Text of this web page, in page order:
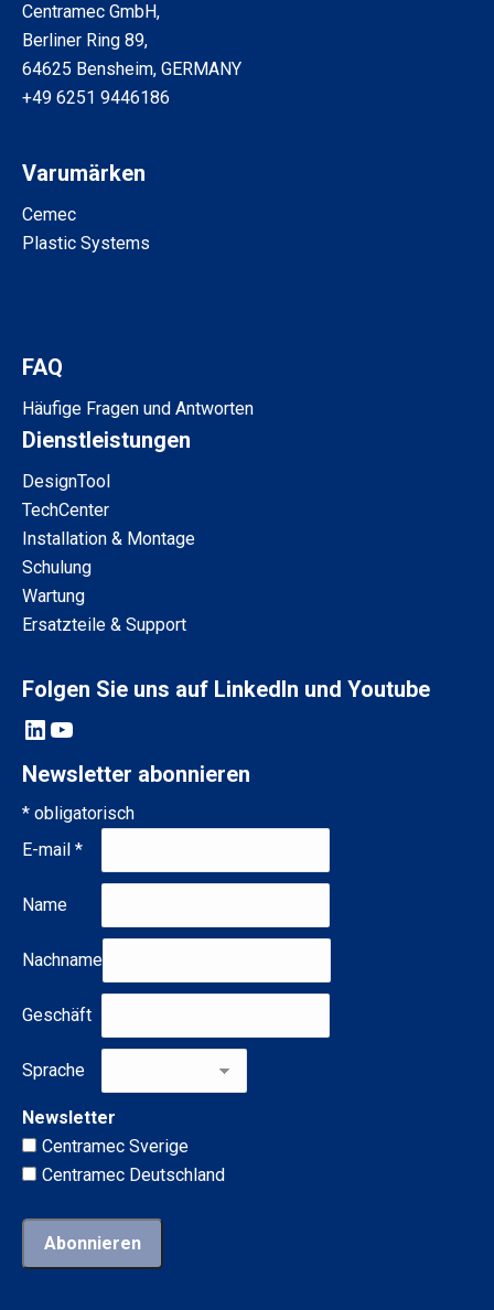
Centramec GmbH,
Berliner Ring 89,
64625 Bensheim, GERMANY
+49 6251 9446186
Varumärken
Cemec
Plastic Systems
FAQ
Häufige Fragen und Antworten
Dienstleistungen
DesignTool
TechCenter
Installation & Montage
Schulung
Wartung
Ersatzteile & Support
Folgen Sie uns auf LinkedIn und Youtube
LinkedIn
YouTube
Newsletter abonnieren
* obligatorisch
E-mail *
Name
Nachname
Geschäft
Sprache
Newsletter
Centramec Sverige
Centramec Deutschland